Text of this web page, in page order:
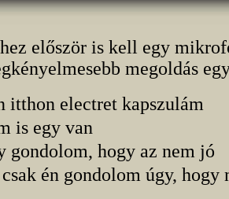
először is kell egy
megoldás
itthon electret kapszulám
is egy van
gondolom, hogy az nem jó
én gondolom úgy, hogy